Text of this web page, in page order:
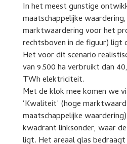
In het meest gunstige
maatschappelijke
marktwaardering voor het
rechtsboven in de figuur) ligt
Het voor dit scenario
van 9.500 ha verbruikt dan
TWh elektriciteit.
Met de klok mee komen we
‘Kwaliteit’ (hoge
maatschappelijke
kwadrant linksonder, waar de
ligt. Het areaal glas